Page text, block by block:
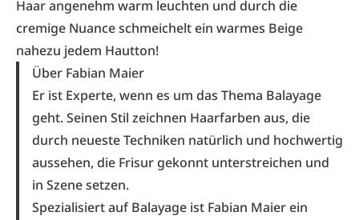
Haar angenehm warm leuchten und durch die
cremige Nuance schmeichelt ein warmes Beige
nahezu jedem Hautton!
Über Fabian Maier
Er ist Experte, wenn es um das Thema Balayage
geht. Seinen Stil zeichnen Haarfarben aus, die
durch neueste Techniken natürlich und hochwertig
aussehen, die Frisur gekonnt unterstreichen und
in Szene setzen.
Spezialisiert auf Balayage ist Fabian Maierein